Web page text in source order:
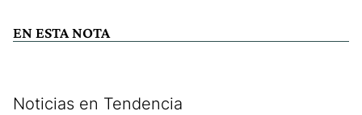
EN ESTA NOTA
Noticias en Tendencia